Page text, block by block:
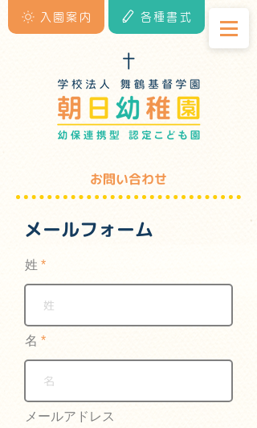
入園案内 各種書式
お問い合わせ
メールフォーム
姓
名
メールアドレス